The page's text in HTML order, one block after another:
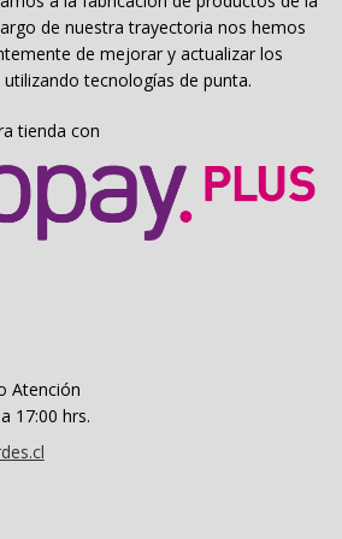
de nuestra trayectoria nos hemos
de mejorar y actualizar los
tecnologías de punta.
tienda con
Atención
17:00 hrs.